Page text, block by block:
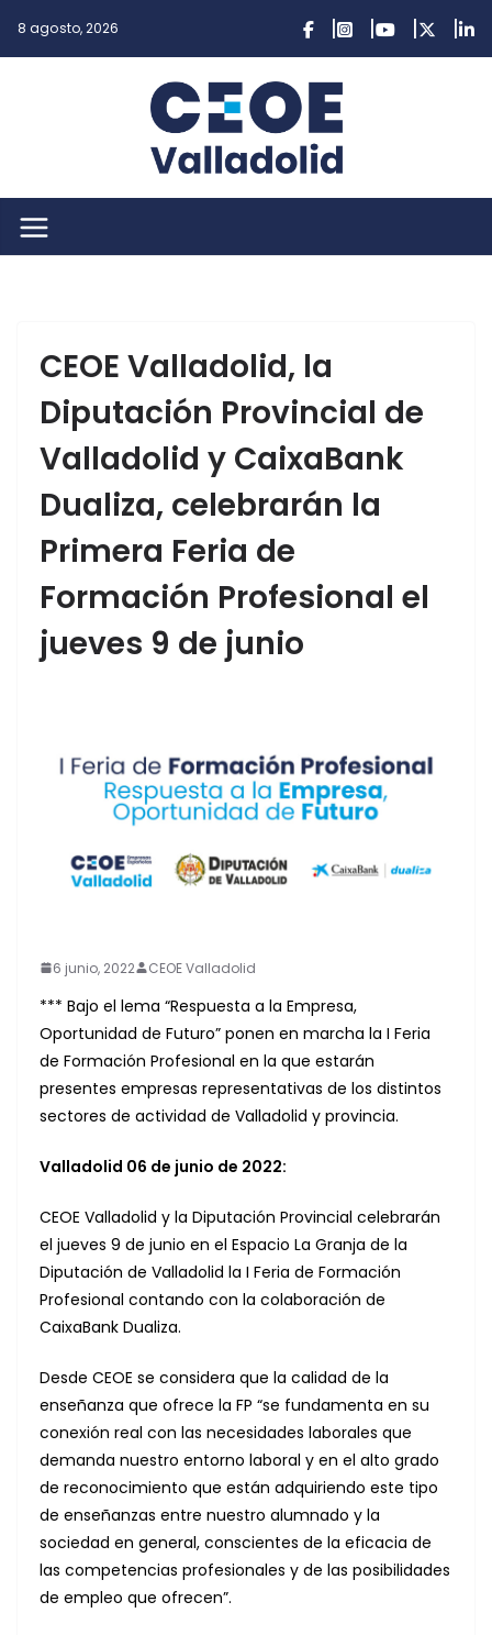
8 agosto, 2026
CEOE Valladolid, la
Diputación Provincial de
Valladolid y CaixaBank
Dualiza, celebrarán la
Primera Feria de
Formación Profesional el
jueves 9 de junio
6 junio, 2022 CEOE Valladolid
*** Bajo el lema “Respuesta a la Empresa,
Oportunidad de Futuro” ponen en marcha la I Feria
de Formación Profesional en la que estarán
presentes empresas representativas de los distintos
sectores de actividad de Valladolid y provincia.
Valladolid 06 de junio de 2022:
CEOE Valladolid y la Diputación Provincial celebrarán
el jueves 9 de junio en el Espacio La Granja de la
Diputación de Valladolid la I Feria de Formación
Profesional contando con la colaboración de
CaixaBank Dualiza.
Desde CEOE se considera que la calidad de la
enseñanza que ofrece la FP “se fundamenta en su
conexión real con las necesidades laborales que
demanda nuestro entorno laboral y en el alto grado
de reconocimiento que están adquiriendo este tipo
de enseñanzas entre nuestro alumnado y la
sociedad en general, conscientes de la eficacia de
las competencias profesionales y de las posibilidades
de empleo que ofrecen”.